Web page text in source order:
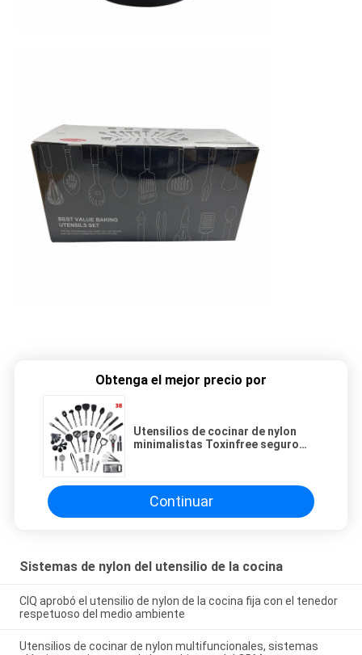
Obtenga el mejor precio por
Utensilios de cocinar de nylon
minimalistas Toxinfree seguro
Continuar
Sistemas de nylon del utensilio de la cocina
CIQ aprobó el utensilio de nylon de la cocina fija con el tenedor
respetuoso del medio ambiente
Utensilios de cocinar de nylon multifuncionales, sistemas